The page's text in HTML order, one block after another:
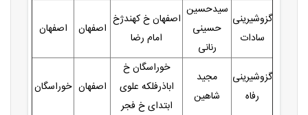
گزوشیرینی
سادات
سیدحسین
حسینی
رنانی
اصفهان خ کهندژخ
امام رضا
اصفهان اصفهان
گزوشیرینی
رفاه
مجید
شاهین
خوراسگان خ
اباذرفلکه علوی
ابتدای خ فجر
اصفهان خوراسگان